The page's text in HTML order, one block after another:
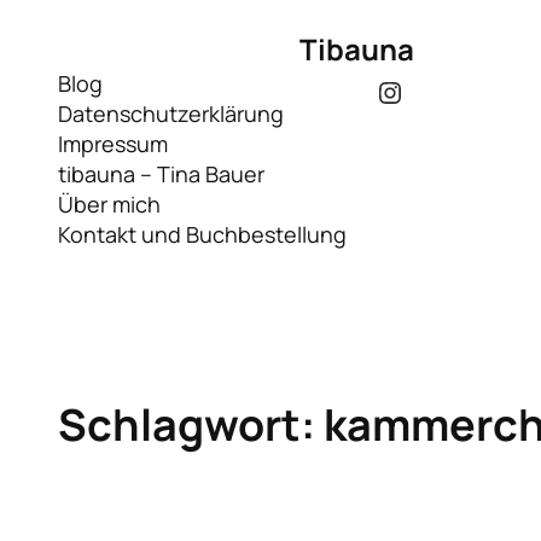
springen
Tibauna
Blog
Datenschutzerklärung
Impressum
tibauna – Tina Bauer
Über mich
Kontakt und Buchbestellung
Instagram
Schlagwort: